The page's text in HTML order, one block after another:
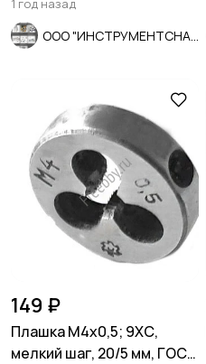
1 год назад
149 ₽
Плашка М4х0,5; 9ХС,
мелкий шаг, 20/5 мм, ГОСТ